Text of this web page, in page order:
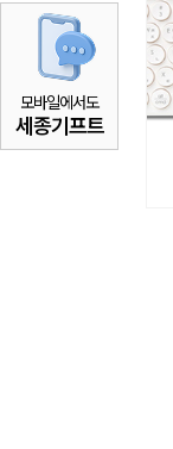
모바일에서도
세종기프트